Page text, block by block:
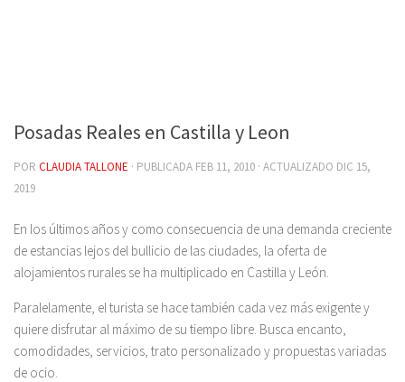
Posadas Reales en Castilla y Leon
POR CLAUDIA TALLONE · PUBLICADA FEB 11, 2010 · ACTUALIZADO DIC 15,
2019
En los últimos años y como consecuencia de una demanda creciente
de estancias lejos del bullicio de las ciudades, la oferta de
alojamientos rurales se ha multiplicado en Castilla y León.
Paralelamente, el turista se hace también cada vez más exigente y
quiere disfrutar al máximo de su tiempo libre. Busca encanto,
comodidades, servicios, trato personalizado y propuestas variadas
de ocio.